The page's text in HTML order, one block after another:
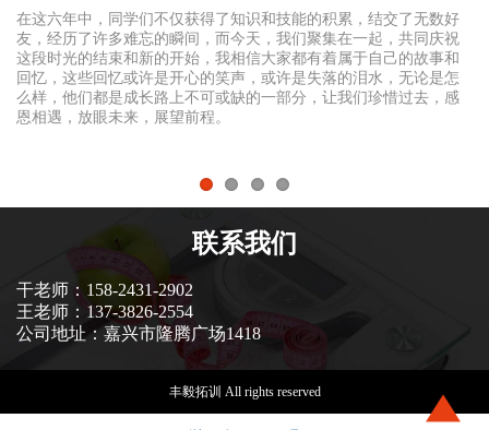
在这六年中，同学们不仅获得了知识和技能的积累，结交了无数好
友，经历了许多难忘的瞬间，而今天，我们聚集在一起，共同庆祝
这段时光的结束和新的开始，我相信大家都有着属于自己的故事和
回忆，这些回忆或许是开心的笑声，或许是失落的泪水，无论是怎
么样，他们都是成长路上不可或缺的一部分，让我们珍惜过去，感
恩相遇，放眼未来，展望前程。
联系我们
干老师：158-2431-2902
王老师：137-3826-2554
公司地址：嘉兴市隆腾广场1418
丰毅拓训 All rights reserved